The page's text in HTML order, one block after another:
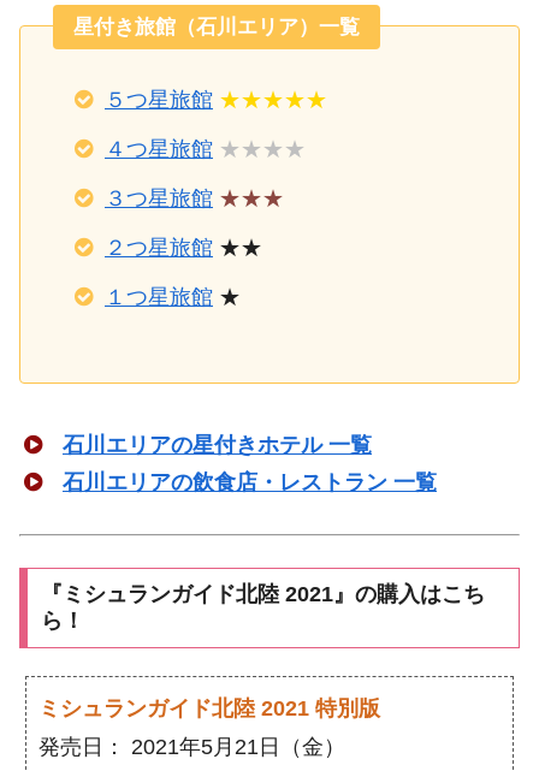
星付き旅館（石川エリア）一覧
５つ星旅館 ★★★★★
４つ星旅館 ★★★★
３つ星旅館 ★★★
２つ星旅館 ★★
１つ星旅館 ★
石川エリアの星付きホテル 一覧
石川エリアの飲食店・レストラン 一覧
『ミシュランガイド北陸 2021』の購入はこち
ら！
ミシュランガイド北陸 2021 特別版
発売日： 2021年5月21日（金）